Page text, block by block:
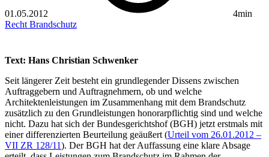
01.05.2012
4min
Recht Brandschutz
Text: Hans Christian Schwenker
Seit längerer Zeit besteht ein grundlegender Dissens zwischen
Auftraggebern und Auftragnehmern, ob und welche
Architektenleistungen im Zusammenhang mit dem Brandschutz
zusätzlich zu den Grundleistungen honorarpflichtig sind und welche
nicht. Dazu hat sich der Bundesgerichtshof (BGH) jetzt erstmals mit
einer differenzierten Beurteilung geäußert (Urteil vom 26.01.2012 –
VII ZR 128/11). Der BGH hat der Auffassung eine klare Absage